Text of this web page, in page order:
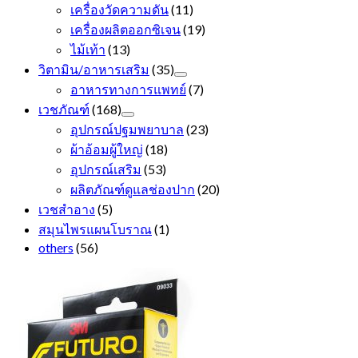
เครื่องวัดความดัน(11)
เครื่องผลิตออกซิเจน(19)
ไม้เท้า (13)
วิตามิน/อาหารเสริม (35)
อาหารทางการแพทย์ (7)
เวชภัณฑ์ (168)
อุปกรณ์ปฐมพยาบาล (23)
ผ้าอ้อมผู้ใหญ่ (18)
อุปกรณ์เสริม (53)
ผลิตภัณฑ์ดูแลช่องปาก (20)
เวชสำอาง (5)
สมุนไพรแผนโบราณ(1)
others (56)